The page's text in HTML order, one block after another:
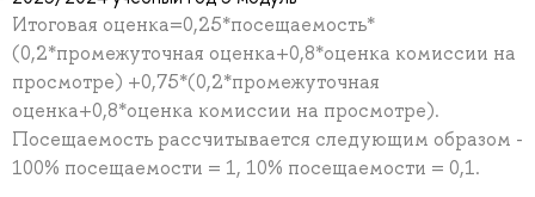
Итоговая оценка=0,25*посещаемость*
(0,2*промежуточная оценка+0,8*оценка комиссии на
просмотре) +0,75*(0,2*промежуточная
оценка+0,8*оценка комиссии на просмотре).
Посещаемость рассчитывается следующим образом -
100% посещаемости = 1, 10% посещаемости = 0,1.